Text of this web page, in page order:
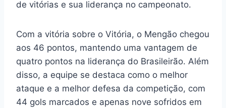
de vitórias e sua liderança no campeonato.
Com a vitória sobre o Vitória, o Mengão chegou
aos 46 pontos, mantendo uma vantagem de
quatro pontos na liderança do Brasileirão. Além
disso, a equipe se destaca como o melhor
ataque e a melhor defesa da competição, com
44 gols marcados e apenas nove sofridos em